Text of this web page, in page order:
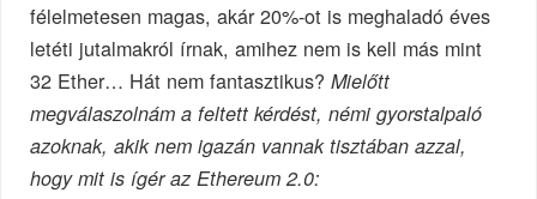
félelmetesen magas, akár 20%-ot is meghaladó éves
letéti jutalmakról írnak, amihez nem is kell más mint
32 Ether… Hát nem fantasztikus?Mielőtt
megválaszolnám a feltett kérdést, némi gyorstalpaló
azoknak, akik nem igazán vannak tisztában azzal,
hogy mit is ígér az Ethereum 2.0: